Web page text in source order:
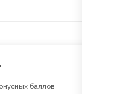
баллов